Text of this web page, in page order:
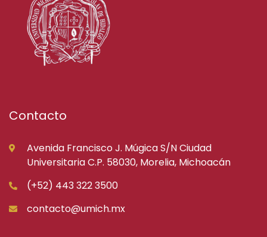
Contacto
Avenida Francisco J. Múgica S/N Ciudad
Universitaria C.P. 58030, Morelia, Michoacán
(+52) 443 322 3500
contacto@umich.mx